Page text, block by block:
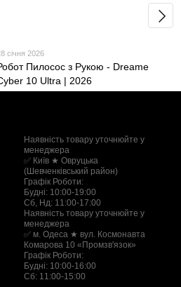
січня 2026
Пилосос з Рукою - Dreame
10 Ultra | 2026
Наявність товару уточнюйте у
менеджера
✅ Київ ★ Овруцька
(Шевченківський район)
Графік Роботи:
Будні: 10:00-19:00
Сб, Нд: 11:00-17:00
Наявність товару уточнюйте у
менеджера
✅ м. Одеса ★ вул. Космонавта
Комарова 10 «Промзв'язок»
Графік Роботи:
Будні: 10:00-16:00
Сб: 11:00-15:00